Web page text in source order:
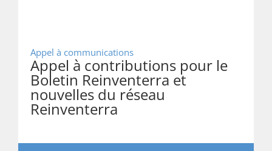
Appel à communications
Appel à contributions pour le
Boletin Reinventerra et
nouvelles du réseau
Reinventerra